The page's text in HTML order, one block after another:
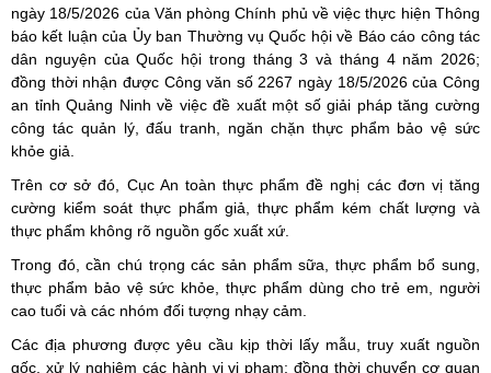
ngày 18/5/2026 của Văn phòng Chính phủ về việc thực hiện Thông
báo kết luận của Ủy ban Thường vụ Quốc hội về Báo cáo công tác
dân nguyện của Quốc hội trong tháng 3 và tháng 4 năm 2026;
đồng thời nhận được Công văn số 2267 ngày 18/5/2026 của Công
an tỉnh Quảng Ninh về việc đề xuất một số giải pháp tăng cường
công tác quản lý, đấu tranh, ngăn chặn thực phẩm bảo vệ sức
khỏe giả.
Trên cơ sở đó, Cục An toàn thực phẩm đề nghị các đơn vị tăng
cường kiểm soát thực phẩm giả, thực phẩm kém chất lượng và
thực phẩm không rõ nguồn gốc xuất xứ.
Trong đó, cần chú trọng các sản phẩm sữa, thực phẩm bổ sung,
thực phẩm bảo vệ sức khỏe, thực phẩm dùng cho trẻ em, người
cao tuổi và các nhóm đối tượng nhạy cảm.
Các địa phương được yêu cầu kịp thời lấy mẫu, truy xuất nguồn
gốc, xử lý nghiêm các hành vi vi phạm; đồng thời chuyển cơ quan